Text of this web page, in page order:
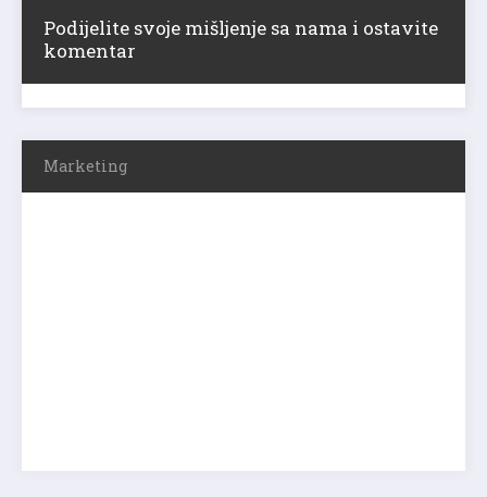
Podijelite svoje mišljenje sa nama i ostavite
komentar
Marketing